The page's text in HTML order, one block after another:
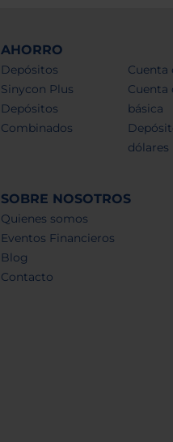
AHORRO
Depósitos
Sinycon Plus
Depósitos
Combinados
Cuenta
Cuenta
básica
dólares
SOBRE NOSOTROS
Quienes somos
Eventos Financieros
Blog
Contacto